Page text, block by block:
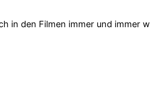
in den Filmen immer und immer